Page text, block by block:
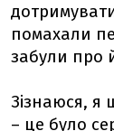
помахали
забули про
Зізнаюся, я
– це було